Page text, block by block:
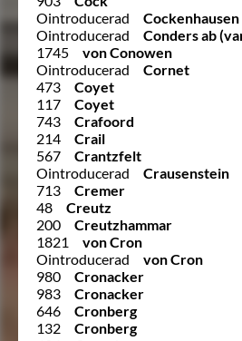
Ointroducerad
Ointroducerad
Conders ab
1745
von Conowen
Ointroducerad
Cornet
473
Coyet
117
Coyet
743
Crafoord
214
Crail
567
Crantzfelt
Ointroducerad
Crausenstein
713
Cremer
48
Creutz
200
Creutzhammar
1821
von Cron
Ointroducerad
von Cron
980
Cronacker
983
Cronacker
646
Cronberg
132
Cronberg